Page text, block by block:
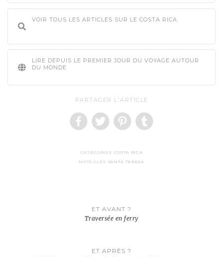
VOIR TOUS LES ARTICLES SUR LE COSTA RICA
LIRE DEPUIS LE PREMIER JOUR DU VOYAGE AUTOUR
DU MONDE
PARTAGER L'ARTICLE
CATÉGORIES COSTA RICA
MOTS CLÉS SANTA TERESA
ET AVANT ?
Traversée en ferry
ET APRÈS ?